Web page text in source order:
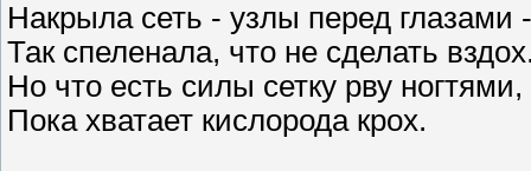
Накрыла сеть - узлы перед глазами -
Так спеленала, что не сделать
Но что есть силы сетку рву ногтями,
Пока хватает кислорода крох.